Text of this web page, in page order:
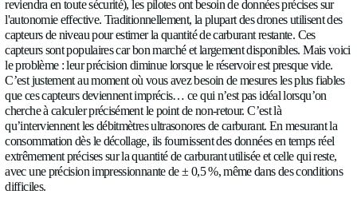
Découvrez les débitmètres ultrasonores Allengra :
- Calcul précis de l’autonomie ;
- Connaissance exacte du point de non-retour ;
- Opérations plus sûres et fiables ;
- Précision sous fortes vibrations et flux pulsés